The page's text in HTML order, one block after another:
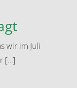
wir im Juli
[…]